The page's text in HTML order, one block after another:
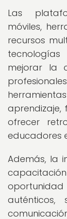
Las
móviles,
recursos
mejorar la
ofrecer
educadores
Además, la
auténticos,